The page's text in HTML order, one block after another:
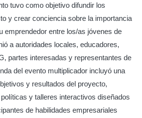
tuvo como objetivo difundir los
y crear conciencia sobre la importancia
emprendedor entre los/as jóvenes de
a autoridades locales, educadores,
partes interesadas y representantes de
del evento multiplicador incluyó una
y resultados del proyecto,
y talleres interactivos diseñados
de habilidades empresariales